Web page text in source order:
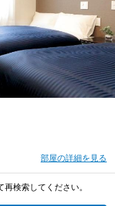
部屋の詳細を見る
検索してください。